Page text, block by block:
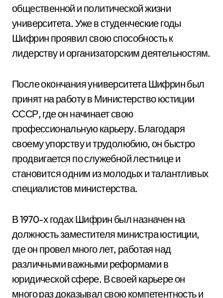
общественной и политической жизни
университета. Уже в студенческие годы
Шифрин проявил свою способность к
лидерству и организаторским деятельностям.
После окончания университета Шифрин был
принят на работу в Министерство юстиции
СССР, где он начинает свою
профессиональную карьеру. Благодаря
своему упорству и трудолюбию, он быстро
продвигается по служебной лестнице и
становится одним из молодых и талантливых
специалистов министерства.
В 1970-х годах Шифрин был назначен на
должность заместителя министра юстиции,
где он провел много лет, работая над
различными важными реформами в
юридической сфере. В своей карьере он
много раз доказывал свою компетентность и